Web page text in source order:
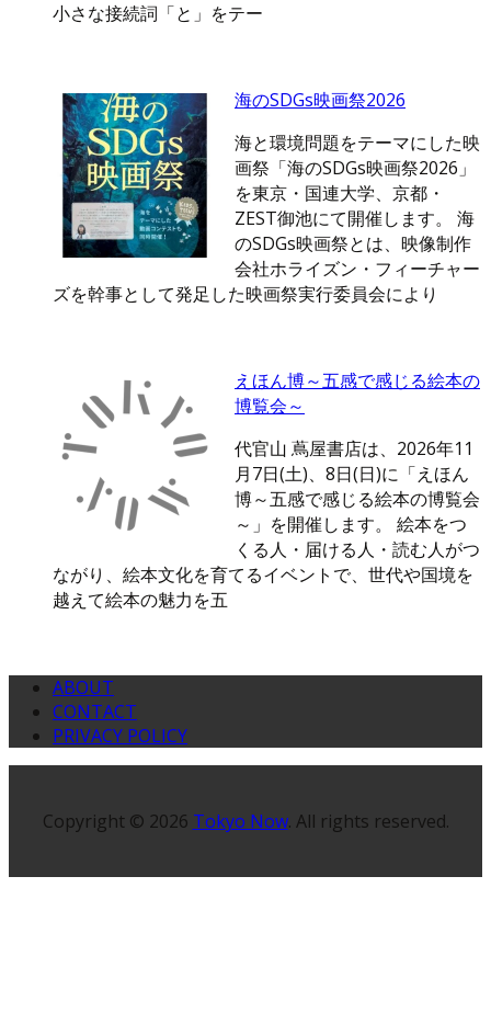
小さな接続詞「と」をテー
海のSDGs映画祭2026
海と環境問題をテーマにした映
画祭「海のSDGs映画祭2026」
を東京・国連大学、京都・
ZEST御池にて開催します。 海
のSDGs映画祭とは、映像制作
会社ホライズン・フィーチャー
ズを幹事として発足した映画祭実行委員会により
えほん博～五感で感じる絵本の
博覧会～
代官山 蔦屋書店は、2026年11
月7日(土)、8日(日)に「えほん
博～五感で感じる絵本の博覧会
～」を開催します。 絵本をつ
くる人・届ける人・読む人がつ
ながり、絵本文化を育てるイベントで、世代や国境を
越えて絵本の魅力を五
ABOUT
CONTACT
PRIVACY POLICY
Copyright © 2026 Tokyo Now. All rights reserved.